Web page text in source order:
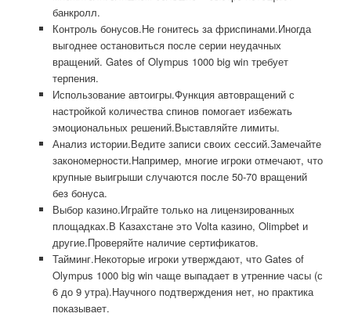
банкролл.
Контроль бонусов.Не гонитесь за фриспинами.Иногда
выгоднее остановиться после серии неудачных
вращений. Gates of Olympus 1000 big win требует
терпения.
Использование автоигры.Функция автовращений с
настройкой количества спинов помогает избежать
эмоциональных решений.Выставляйте лимиты.
Анализ истории.Ведите записи своих сессий.Замечайте
закономерности.Например, многие игроки отмечают, что
крупные выигрыши случаются после 50-70 вращений
без бонуса.
Выбор казино.Играйте только на лицензированных
площадках.В Казахстане это Volta казино, Olimpbet и
другие.Проверяйте наличие сертификатов.
Тайминг.Некоторые игроки утверждают, что Gates of
Olympus 1000 big win чаще выпадает в утренние часы (с
6 до 9 утра).Научного подтверждения нет, но практика
показывает.